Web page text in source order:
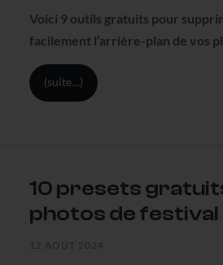
Voici 9 outils gratuits pour
facilement l’arrière-plan de vos
(suite…)
10 presets
photos de festival
12 AOÛT 2024